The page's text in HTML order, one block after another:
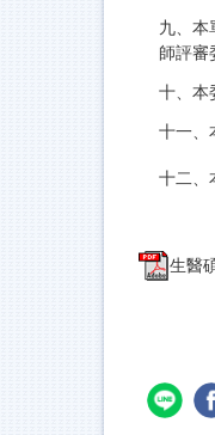
九、本
師評審
十、本
十一、
十二、
生醫